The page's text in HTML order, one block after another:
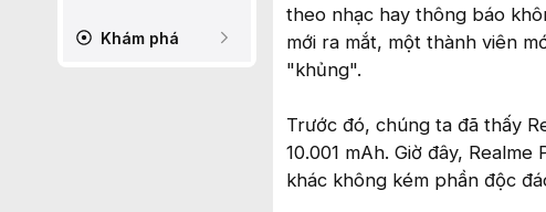
Khám phá
theo nhạc hay thông báo
mới ra mắt, một thành viên
"khủng".
Trước đó, chúng ta đã thấy
10.001 mAh. Giờ đây,
khác không kém phần độc